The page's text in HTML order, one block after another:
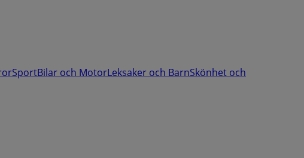
SportBilar och MotorLeksaker och BarnSkönhet och